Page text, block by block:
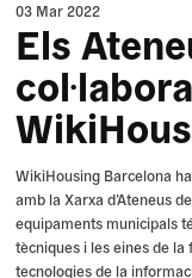
03 Mar 2022
Els
WikiHousing Barcelona
amb la Xarxa d’Ateneus
equipaments municipals
tècniques i les eines de
tecnologies de la